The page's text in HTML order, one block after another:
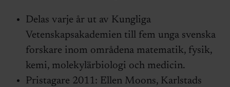
Delas varje år ut av Kungliga
Vetenskapsakademien till fem unga svenska
forskare inom områdena matematik, fysik,
kemi, molekylärbiologi och medicin.
Pristagare 2011: Ellen Moons, Karlstads